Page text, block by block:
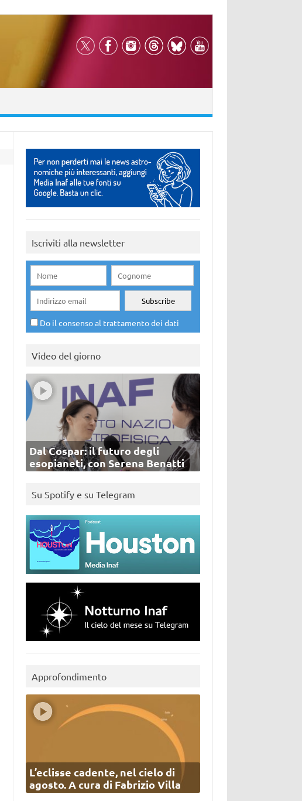
Iscriviti alla newsletter
Do il consenso al trattamento dei dati
Video del giorno
Dal Cospar: il futuro degli
esopianeti, con Serena Benatti
Su Spotify e su Telegram
Approfondimento
L’eclisse cadente, nel cielo di
agosto. A cura di Fabrizio Villa